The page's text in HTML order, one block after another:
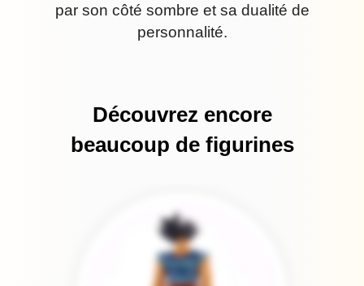
par son côté sombre et sa dualité de
personnalité.
Découvrez encore
beaucoup de figurines